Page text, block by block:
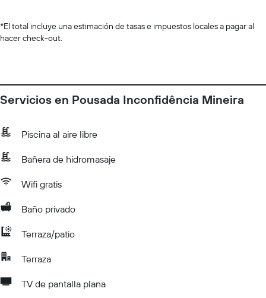
*El total incluye una estimación de tasas e impuestos locales a pagar al
hacer check-out.
Servicios en Pousada Inconfidência Mineira
Piscina al aire libre
Bañera de hidromasaje
Wifi gratis
Baño privado
Terraza/patio
Terraza
TV de pantalla plana